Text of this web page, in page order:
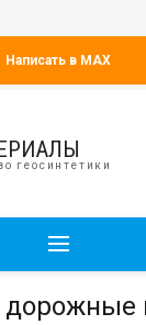
Написать в MAX
геосинтетики
дорожные